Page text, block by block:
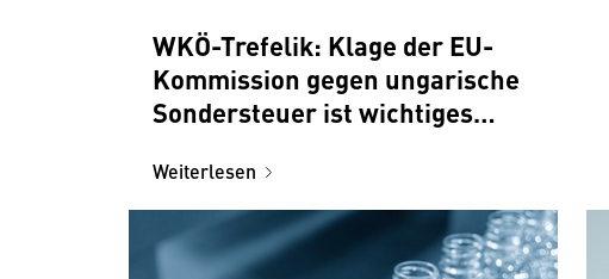
WKÖ-Trefelik: Klage der EU-
Kommission gegen ungarische
Sondersteuer ist wichtiges
Weiterlesen